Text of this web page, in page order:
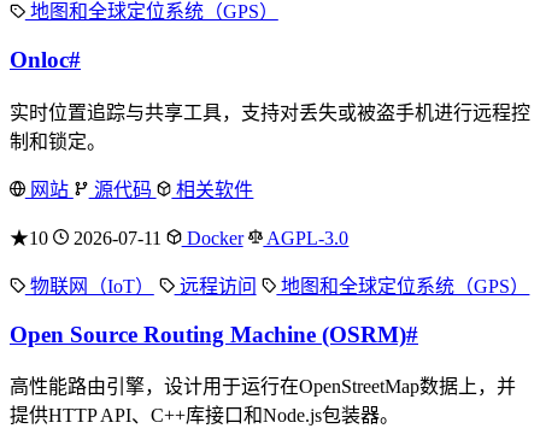
地图和全球定位系统（GPS）
Onloc#
实时位置追踪与共享工具，支持对丢失或被盗手机进行远程控
制和锁定。
网站 源代码 相关软件
★10 2026-07-11 Docker AGPL-3.0
物联网（IoT） 远程访问 地图和全球定位系统（GPS）
Open Source Routing Machine (OSRM)#
高性能路由引擎，设计用于运行在OpenStreetMap数据上，并
提供HTTP API、C++库接口和Node.js包装器。